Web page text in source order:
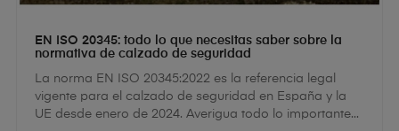
EN ISO 20345: todo lo que necesitas saber sobre la
normativa de calzado de seguridad
La norma EN ISO 20345:2022 es la referencia legal
vigente para el calzado de seguridad en España y la
UE desde enero de 2024. Averigua todo lo importante...